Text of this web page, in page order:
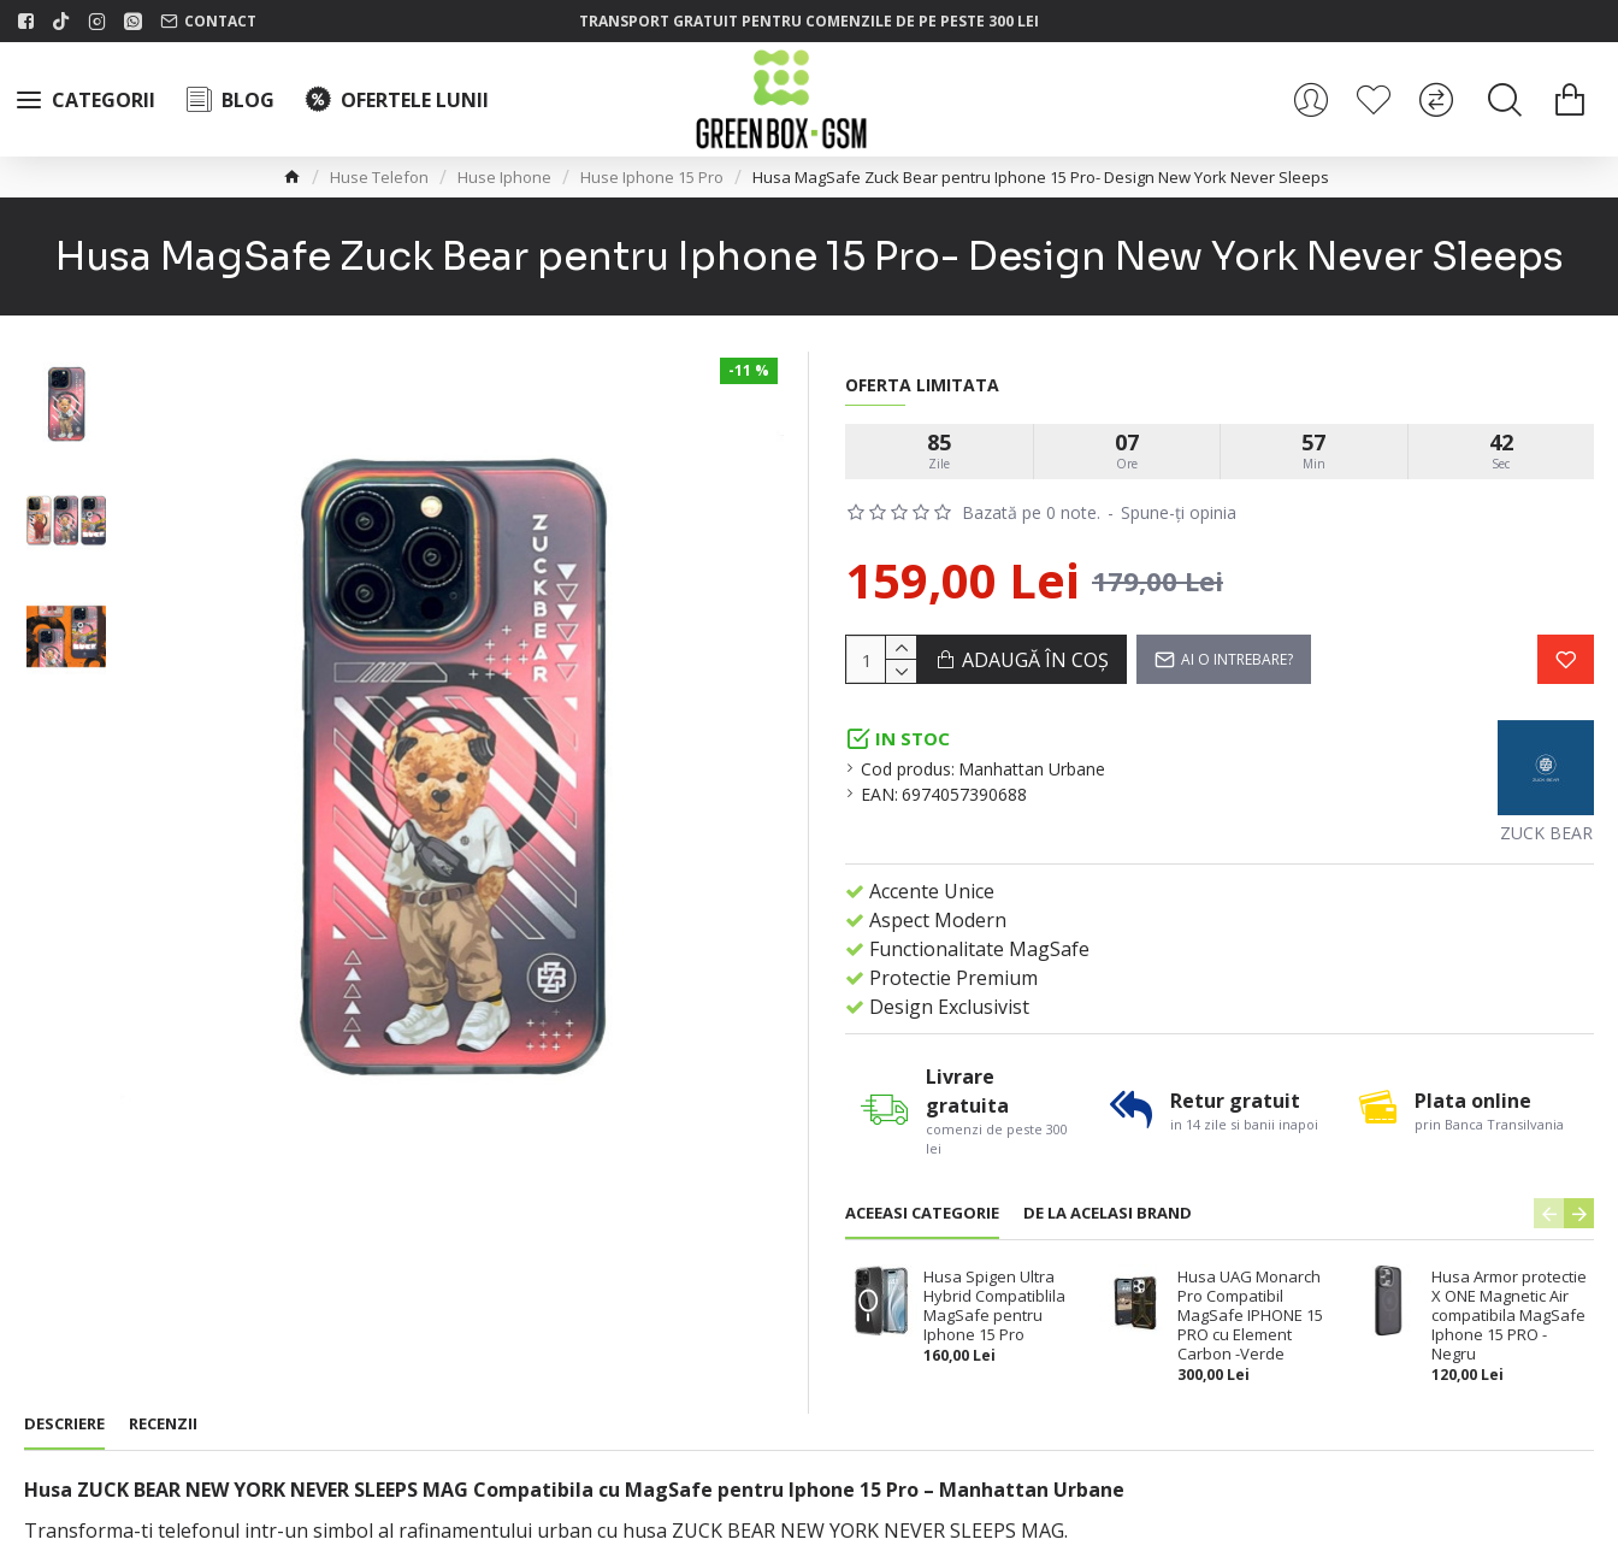
CONTACT TRANSPORT GRATUIT PENTRU COMENZILE DE PE PESTE 300 LEI
CATEGORII BLOG OFERTELE LUNII
Huse Telefon Huse Iphone Huse Iphone 15 Pro Husa MagSafe Zuck Bear pentru Iphone 15 Pro- Design New York Never Sleeps
Husa MagSafe Zuck Bear pentru Iphone 15 Pro- Design New York Never Sleeps
-11 %
IN STOC
Cod produs: Manhattan Urbane
EAN: 6974057390688
ZUCK BEAR
Accente Unice
Aspect Modern
Functionalitate MagSafe
Protectie Premium
Design Exclusivist
Bazată pe 0 note. - Spune-ţi opinia
OFERTA LIMITATA
85
Zile
07
Ore
57
Min
41
Sec
159,00 Lei 179,00 Lei
ADAUGĂ ÎN COŞ AI O INTREBARE?
ACEEASI CATEGORIE DE LA ACELASI BRAND
Husa Spigen Ultra
Hybrid Compatiblila
MagSafe pentru
Iphone 15 Pro
160,00 Lei
Husa UAG Monarch
Pro Compatibil
MagSafe IPHONE 15
PRO cu Element
Carbon -Verde
300,00 Lei
Husa Armor protectie
X ONE Magnetic Air
compatibila MagSafe
Iphone 15 PRO -
Negru
120,00 Lei
Livrare
gratuita
comenzi de peste 300
lei
Retur gratuit
in 14 zile si banii inapoi
Plata online
prin Banca Transilvania
DESCRIERE RECENZII
Husa ZUCK BEAR NEW YORK NEVER SLEEPS MAG Compatibila cu MagSafe pentru Iphone 15 Pro – Manhattan Urbane
Transforma-ti telefonul intr-un simbol al rafinamentului urban cu husa ZUCK BEAR NEW YORK NEVER SLEEPS MAG.